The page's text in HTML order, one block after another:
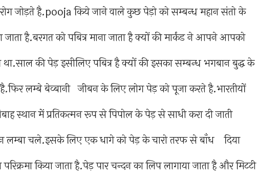
जोड़ते है.pooja किये जाने वाले कुछ पेड़ो को सम्बन्ध महान संतो के
जाता है.बरगत को पबित्र माना जाता है क्यों की मार्कंड ने आपने आपको
की पेड़ इसीलिए पबित्र है क्यों की इसका सम्बन्ध भगबान बुद्ध के
लम्बे बेव्बानी जीबन के लिए लोग पेड़ को पूजा करते है.भारतीयों
स्थान में प्रतिकत्मन रूप से पिपोल के पेड़ से साधी करा दी जाती
लम्बा चले.इसके लिए एक धागे को पेड़ के चारो तरफ से बाँध दिया
किया जाता है.पेड़ पार चन्दन का लिप लागाया जाता है और मिटटी